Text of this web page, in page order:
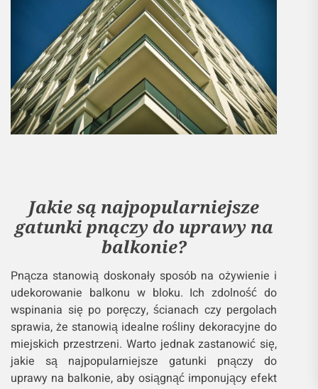
Jakie są najpopularniejsze
gatunki pnączy do uprawy na
balkonie?
Pnącza stanowią doskonały sposób na ożywienie i
udekorowanie balkonu w bloku. Ich zdolność do
wspinania się po poręczy, ścianach czy pergolach
sprawia, że stanowią idealne rośliny dekoracyjne do
miejskich przestrzeni. Warto jednak zastanowić się,
jakie są najpopularniejsze gatunki pnączy do
uprawy na balkonie, aby osiągnąć imponujący efekt